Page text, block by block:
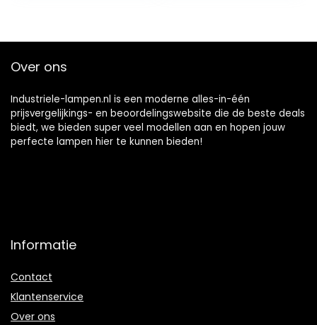
Over ons
Industriele-lampen.nl is een moderne alles-in-één
prijsvergelijkings- en beoordelingswebsite die de beste deals
biedt, we bieden super veel modellen aan en hopen jouw
perfecte lampen hier te kunnen bieden!
Informatie
Contact
Klantenservice
Over ons